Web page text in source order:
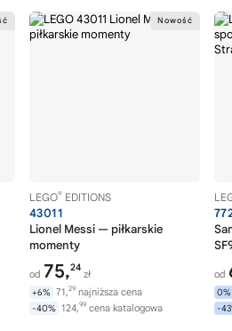
LEGO® EDITIONS
43011
Lionel Messi — piłkarskie
momenty
od 75,24
zł
+6% 71,29 najniższa cena
-40% 124,99 cena katalogowa
od
0%
-